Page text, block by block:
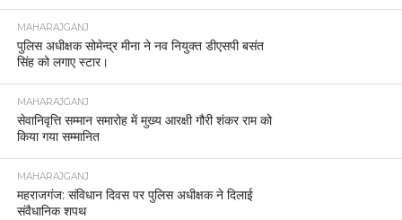
MAHARAJGANJ
पुलिस अधीक्षक सोमेन्द्र मीना ने नव नियुक्त डीएसपी बसंत
सिंह को लगाए स्टार।
MAHARAJGANJ
सेवानिवृत्ति सम्मान समारोह में मुख्य आरक्षी गौरी शंकर राम को
किया गया सम्मानित
MAHARAJGANJ
महराजगंज: संविधान दिवस पर पुलिस अधीक्षक ने दिलाई
संवैधानिक शपथ